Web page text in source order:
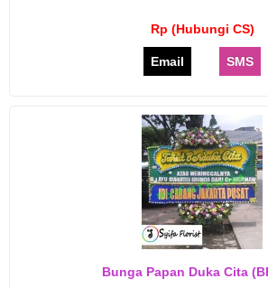
Rp (Hubungi CS)
Email SMS
Bunga Papan Duka Cita